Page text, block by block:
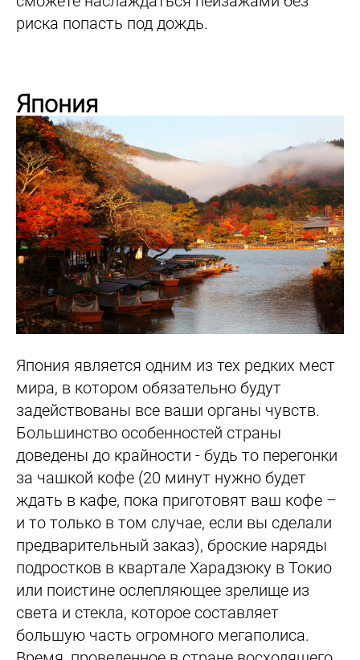
риска попасть под дождь.
Япония
Япония является одним из тех редких мест
мира, в котором обязательно будут
задействованы все ваши органы чувств.
Большинство особенностей страны
доведены до крайности - будь то перегонки
за чашкой кофе (20 минут нужно будет
ждать в кафе, пока приготовят ваш кофе –
и то только в том случае, если вы сделали
предварительный заказ), броские наряды
подростков в квартале Харадзюку в Токио
или поистине ослепляющее зрелище из
света и стекла, которое составляет
большую часть огромного мегаполиса.